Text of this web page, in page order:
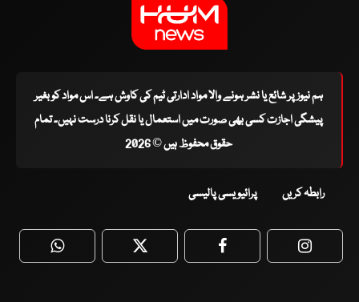
ہم نیوز پر شائع یا نشر ہونے والا مواد ادارتی ٹیم کی کاوش ہے۔ اس مواد کو بغیر
پیشگی اجازت کسی بھی صورت میں استعمال یا نقل کرنا درست نہیں۔ تمام
حقوق محفوظ ہیں © 2026
رابطہ کریں پرائیویسی پالیسی
WhatsApp Twitter Facebook